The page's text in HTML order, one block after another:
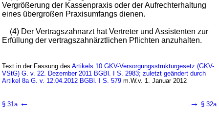
Vergrößerung der Kassenpraxis oder der Aufrechterhaltung
eines übergroßen Praxisumfangs dienen.
(4) Der Vertragszahnarzt hat Vertreter und Assistenten zur
Erfüllung der vertragszahnärztlichen Pflichten anzuhalten.
Text in der Fassung desArtikels 10 GKV-Versorgungsstrukturgesetz (GKV-
VStG) G. v. 22. Dezember 2011 BGBl. I S. 2983; zuletzt geändert durch
Artikel 8a G. v. 12.04.2012 BGBl. I S. 579 m.W.v. 1. Januar 2012
§ 31a ← → § 32a